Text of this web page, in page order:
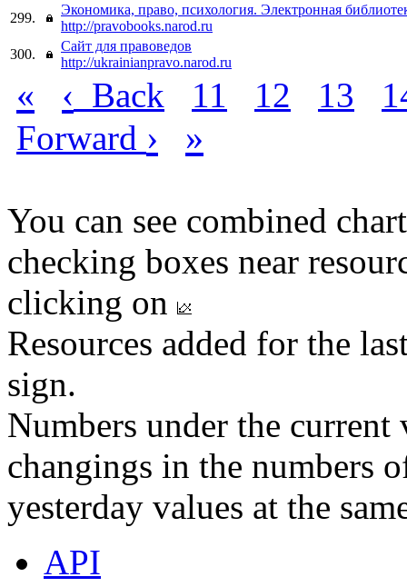
299.
Экономика, право, психология. Электронная
http://pravobooks.narod.ru
300.
Сайт для правоведов
http://ukrainianpravo.narod.ru
« ‹ Back 11 12 13
Forward › »
You can see combined
checking boxes near
clicking on
Resources added for the
sign.
Numbers under the
changings in the numbers
yesterday values at the
API